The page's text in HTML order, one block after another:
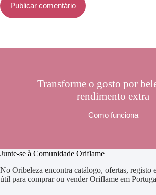
Publicar comentário
Transforme o gosto por
rendimento extra
Como funciona
Junte-se à Comunidade Oriflame
No Oribeleza encontra catálogo, ofertas, registo
útil para comprar ou vender Oriflame em